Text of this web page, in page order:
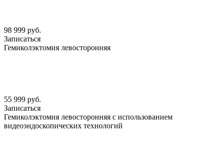
98 999 руб.
Записаться
Гемиколэктомия левосторонняя
55 999 руб.
Записаться
Гемиколэктомия левосторонняя с использованием
видеоэндоскопических технологий